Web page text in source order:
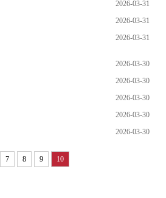
2026-03-31
2026-03-31
2026-03-31
2026-03-30
2026-03-30
2026-03-30
2026-03-30
2026-03-30
7 8 9 10